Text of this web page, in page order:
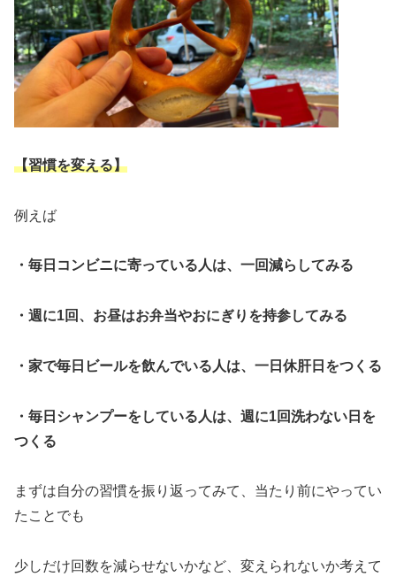
【習慣を変える】
例えば
・毎日コンビニに寄っている人は、一回減らしてみる
・週に1回、お昼はお弁当やおにぎりを持参してみる
・家で毎日ビールを飲んでいる人は、一日休肝日をつくる
・毎日シャンプーをしている人は、週に1回洗わない日を
つくる
まずは自分の習慣を振り返ってみて、当たり前にやってい
たことでも
少しだけ回数を減らせないかなど、変えられないか考えて